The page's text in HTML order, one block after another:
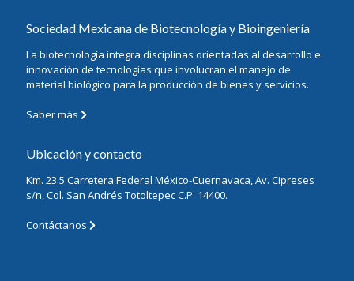
Sociedad Mexicana de Biotecnología y Bioingeniería
La biotecnología integra disciplinas orientadas al desarrollo e
innovación de tecnologías que involucran el manejo de
material biológico para la producción de bienes y servicios.
Saber más
Ubicación y contacto
Km. 23.5 Carretera Federal México-Cuernavaca, Av. Cipreses
s/n, Col. San Andrés Totoltepec C.P. 14400.
Contáctanos